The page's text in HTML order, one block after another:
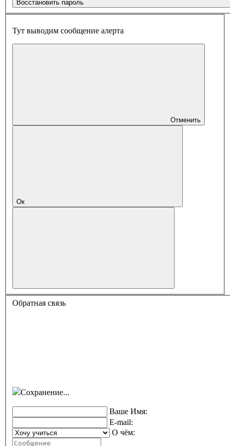
Восстановить пароль
Тут выводим сообщение алерта
Отменить
Ок
Обратная связь
Сохранение...
Ваше Имя:
E-mail:
О чём: